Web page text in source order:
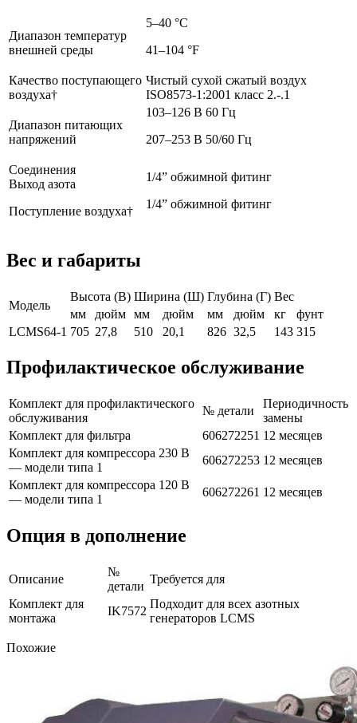
Диапазон температур
внешней среды
5–40 °C
41–104 °F
Качество поступающего
воздуха†
Чистый сухой сжатый воздух
ISO8573-1:2001 класс 2.-.1
Диапазон питающих
напряжений
103–126 В 60 Гц
207–253 В 50/60 Гц
Соединения
Выход азота
Поступление воздуха†
1/4” обжимной фитинг
1/4” обжимной фитинг
Вес и габариты
Модель
Высота (В) Ширина (Ш) Глубина (Г) Вес
мм
дюйм мм дюйм мм дюйм кг
фунт
LCMS64-1 705 27,8 510 20,1 826 32,5 143 315
Профилактическое обслуживание
Комплект для профилактического
обслуживания
№ детали
Периодичность
замены
Комплект для фильтра
606272251 12 месяцев
Комплект для компрессора 230 В
— модели типа 1
606272253 12 месяцев
Комплект для компрессора 120 В
— модели типа 1
606272261 12 месяцев
Опция в дополнение
Описание
№
детали
Требуется для
Комплект для
монтажа
IK7572
Подходит для всех азотных
генераторов LCMS
Похожие